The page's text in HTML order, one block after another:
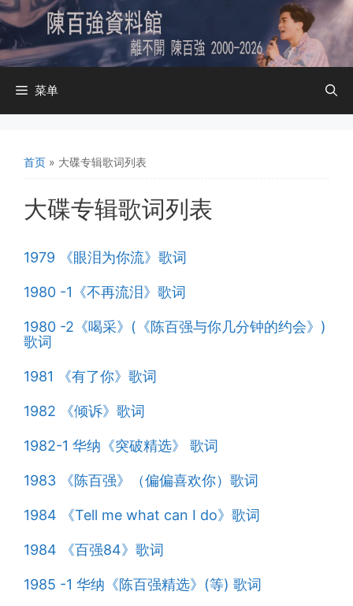
跳
至
内
容
菜单
首页 » 大碟专辑歌词列表
大碟专辑歌词列表
1979 《眼泪为你流》歌词
1980 -1《不再流泪》歌词
1980 -2《喝采》(《陈百强与你几分钟的约会》)
歌词
1981 《有了你》歌词
1982 《倾诉》歌词
1982-1 华纳《突破精选》 歌词
1983 《陈百强》（偏偏喜欢你）歌词
1984 《Tell me what can I do》歌词
1984 《百强84》歌词
1985 -1 华纳《陈百强精选》(等) 歌词